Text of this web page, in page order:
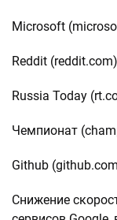
Microsoft
Reddit (reddit.com)
Russia Today
Чемпионат
Github
Снижение